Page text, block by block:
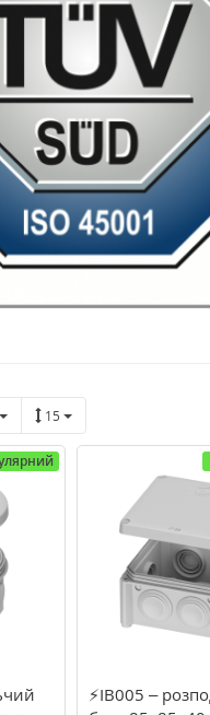
15
⚡IB005 –